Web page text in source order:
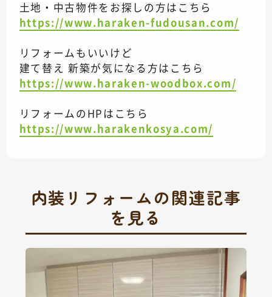
土地・中古物件をお探しの方はこちら
https://www.haraken-fudousan.com/
リフォームもいいけど
建て替え 新築が気になる方はこちら
https://www.haraken-woodbox.com/
リフォームのHPはこちら
https://www.harakenkosya.com/
内装リフォームの関連記事
を見る